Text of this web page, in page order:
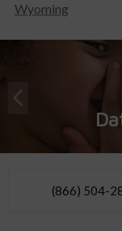
Wyoming
(866) 504-